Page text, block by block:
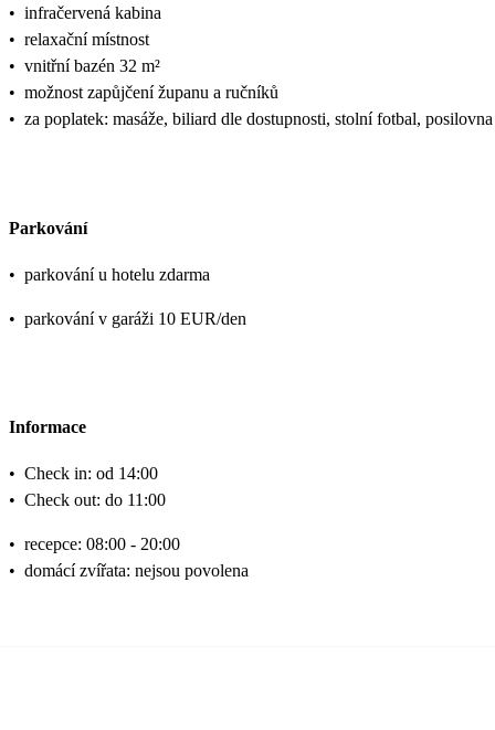
• infračervená kabina
• relaxační místnost
• vnitřní bazén 32 m²
• možnost zapůjčení županu a ručníků
• za poplatek: masáže, biliard dle dostupnosti, stolní fotbal, posilovna
Parkování
• parkování u hotelu zdarma
• parkování v garáži 10 EUR/den
Informace
• Check in: od 14:00
• Check out: do 11:00
• recepce: 08:00 - 20:00
• domácí zvířata: nejsou povolena